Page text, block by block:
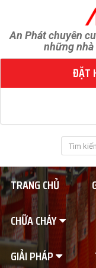
An Phát chuyên
những
ĐẶT
TRANG CHỦ
CHỮA CHÁY
GIẢI PHÁP